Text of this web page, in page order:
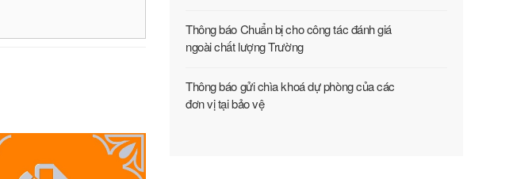
Thông báo Chuẩn bị cho công tác đánh giá
ngoài chất lượng Trường
Thông báo gửi chìa khoá dự phòng của các
đơn vị tại bảo vệ